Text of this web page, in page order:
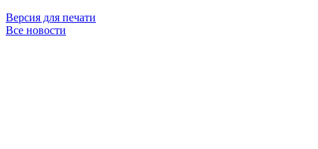
Версия для печати
Все новости